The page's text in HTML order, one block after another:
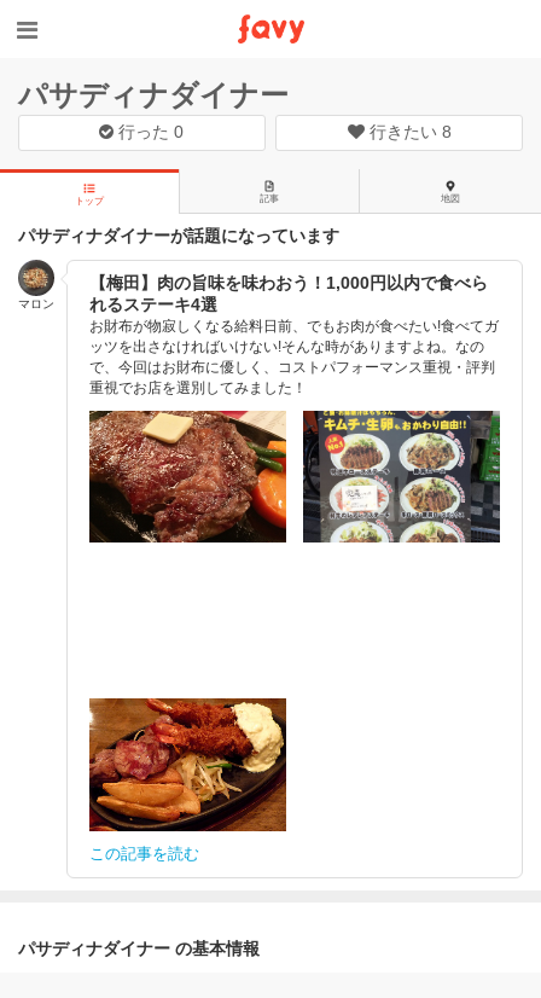
パサディナダイナー
行った0 行きたい 8
トップ 記事 地図
パサディナダイナーが話題になっています
マロン
【梅田】肉の旨味を味わおう！1,000円以内で食べら
れるステーキ4選
お財布が物寂しくなる給料日前、でもお肉が食べたい!食べてガ
ッツを出さなければいけない!そんな時がありますよね。なの
で、今回はお財布に優しく、コストパフォーマンス重視・評判
重視でお店を選別してみました！
この記事を読む
パサディナダイナー の基本情報